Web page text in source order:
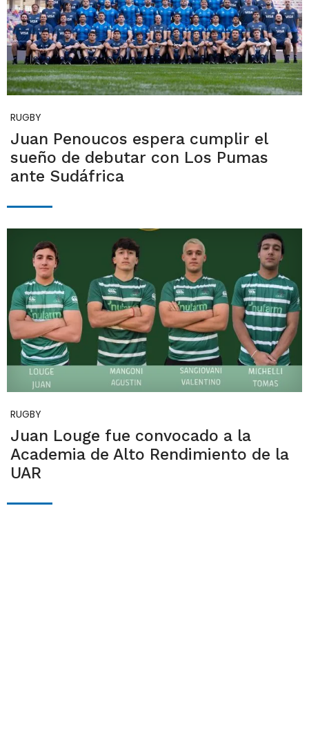
RUGBY
Juan Penoucos espera cumplir el
sueño de debutar con Los Pumas
ante Sudáfrica
RUGBY
Juan Louge fue convocado a la
Academia de Alto Rendimiento de la
UAR